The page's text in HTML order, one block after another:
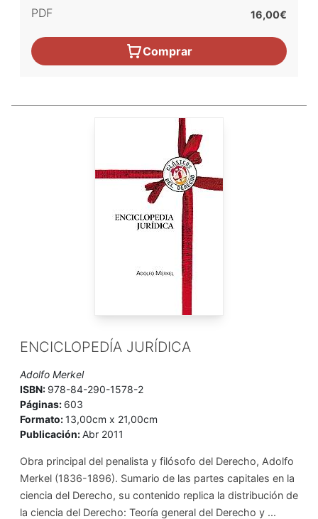
PDF 16,00€
Comprar
ENCICLOPEDÍA JURÍDICA
Adolfo Merkel
ISBN: 978-84-290-1578-2
Páginas: 603
Formato:13,00cm x 21,00cm
Publicación:Abr 2011
Obra principal del penalista y filósofo del Derecho, Adolfo
Merkel (1836-1896). Sumario de las partes capitales en la
ciencia del Derecho, su contenido replica la distribución de
la ciencia del Derecho: Teoría general del Derecho y ...